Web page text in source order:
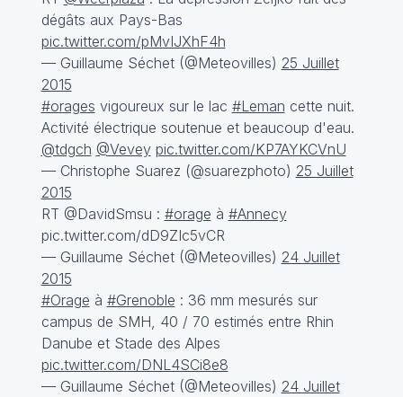
dégâts aux Pays-Bas
pic.twitter.com/pMvIJXhF4h
— Guillaume Séchet (@Meteovilles) 25 Juillet
2015
#orages vigoureux sur le lac #Leman cette nuit.
Activité électrique soutenue et beaucoup d'eau.
@tdgch @Vevey pic.twitter.com/KP7AYKCVnU
— Christophe Suarez (@suarezphoto) 25 Juillet
2015
RT @DavidSmsu : #orage à #Annecy
pic.twitter.com/dD9ZIc5vCR
— Guillaume Séchet (@Meteovilles) 24 Juillet
2015
#Orage à #Grenoble : 36 mm mesurés sur
campus de SMH, 40 / 70 estimés entre Rhin
Danube et Stade des Alpes
pic.twitter.com/DNL4SCi8e8
— Guillaume Séchet (@Meteovilles) 24 Juillet